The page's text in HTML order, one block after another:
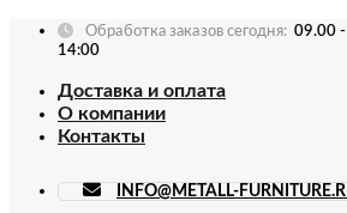
Skip
Обработка заказов сегодня: 09.00
14:00
Доставка и оплата
О компании
Контакты
INFO@METALL-